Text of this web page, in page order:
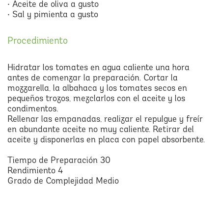
• Aceite de oliva a gusto
• Sal y pimienta a gusto
Procedimiento
Hidratar los tomates en agua caliente una hora
antes de comenzar la preparación. Cortar la
mozzarella, la albahaca y los tomates secos en
pequeños trozos, mezclarlos con el aceite y los
condimentos.
Rellenar las empanadas, realizar el repulgue y freír
en abundante aceite no muy caliente. Retirar del
aceite y disponerlas en placa con papel absorbente.
Tiempo de Preparación 30
Rendimiento 4
Grado de Complejidad Medio